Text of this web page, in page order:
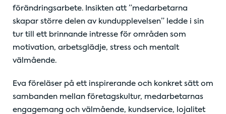
förändringsarbete. Insikten att ”medarbetarna
skapar större delen av kundupplevelsen” ledde i sin
tur till ett brinnande intresse för områden som
motivation, arbetsglädje, stress och mentalt
välmående.
Eva föreläser på ett inspirerande och konkret sätt om
sambanden mellan företagskultur, medarbetarnas
engagemang och välmående, kundservice, lojalitet